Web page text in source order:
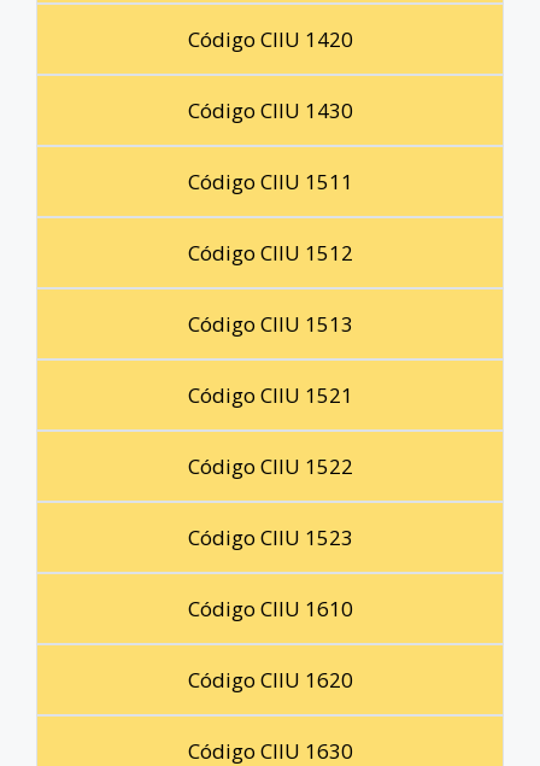
Código CIIU 1420
Código CIIU 1430
Código CIIU 1511
Código CIIU 1512
Código CIIU 1513
Código CIIU 1521
Código CIIU 1522
Código CIIU 1523
Código CIIU 1610
Código CIIU 1620
Código CIIU 1630